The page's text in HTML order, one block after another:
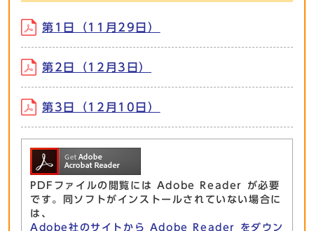
第1日（11月29日）
第2日（12月3日）
第3日（12月10日）
PDFファイルの閲覧には Adobe Reader が必要
です。同ソフトがインストールされていない場合に
は、
Adobe社のサイトから Adobe Reader をダウン